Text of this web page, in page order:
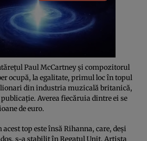
Paul McCartney şi compozitorul
ocupă, la egalitate, primul loc în topul
din industria muzicală britanică,
Averea fiecăruia dintre ei se
de euro.
top este însă Rihanna, care, deşi
s-a stabilit în Regatul Unit. Artista